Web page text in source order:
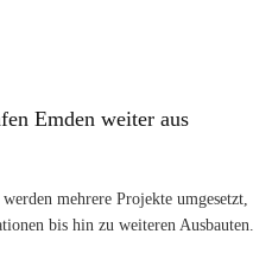
Emden weiter aus
mehrere Projekte umgesetzt,
bis hin zu weiteren Ausbauten.